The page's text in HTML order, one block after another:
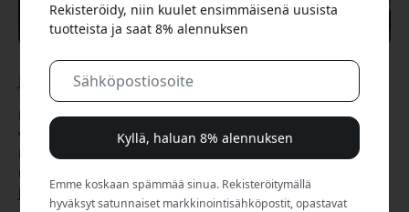
Jun 15, 2026
Muistiinpanojen tekeminen iPadilla on siirtynyt
vaihtoehdosta monille paperin ja kynän korvaajaksi. Apple
Pencilin ja oikean sovelluksen avulla voit kirjoittaa käsin,
merkitä PDF-tiedostoja, tallentaa luentoja ja pitää
järjestyksessä kaiken työprojekteista opiskeluun.
Rekisteröidy, niin kuulet ensimmäisenä uusista
tuotteista ja saat 8% alennuksen
Kyllä, haluan 8% alennuksen
Emme koskaan spämmää sinua. Rekisteröitymällä
hyväksyt satunnaiset markkinointisähköpostit, opastavat
Käytä tätä koodia kassalla saadaksesi 8%
alennuksen.